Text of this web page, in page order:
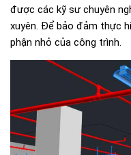
được các kỹ sư chuyên
xuyên. Để bảo đảm thực
phận nhỏ của công trình.